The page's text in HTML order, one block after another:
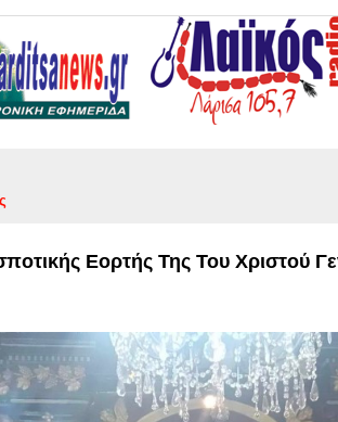
Εορτής Της Του Χριστού